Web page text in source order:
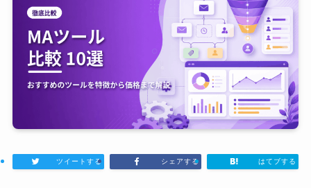
ツイートする シェアする はてブする